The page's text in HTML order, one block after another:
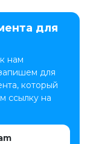
для
нам
для
который
ссылку на